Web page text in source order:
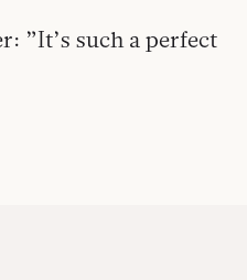
”It’s such a perfect